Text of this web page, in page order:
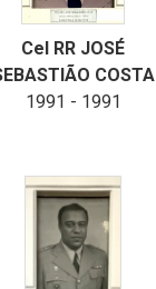
Cel RR JOSÉ
COSTA
1991 - 1991